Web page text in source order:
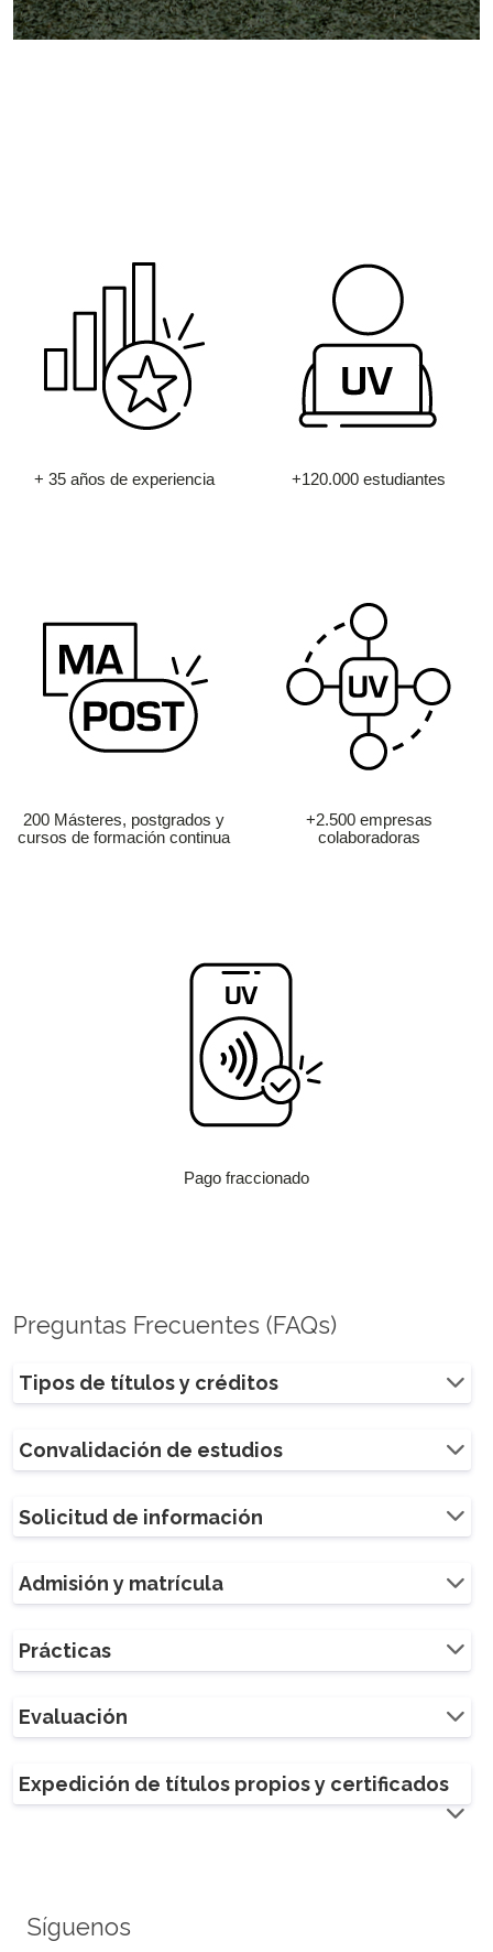
+ 35 años de experiencia +120.000 estudiantes
200 Másteres, postgrados y
cursos de formación continua
+2.500 empresas
colaboradoras
Pago fraccionado
Preguntas Frecuentes (FAQs)
Tipos de títulos y créditos
Convalidación de estudios
Solicitud de información
Admisión y matrícula
Prácticas
Evaluación
Expedición de títulos propios y certificados
Síguenos